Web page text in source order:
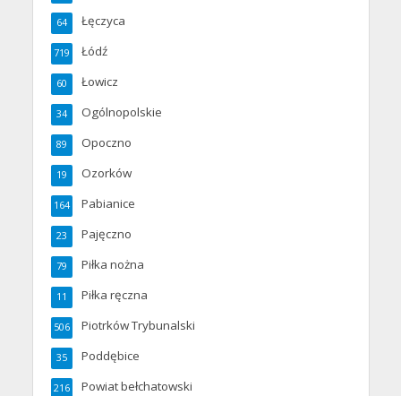
Łęczyca
64
Łódź
719
Łowicz
60
Ogólnopolskie
34
Opoczno
89
Ozorków
19
Pabianice
164
Pajęczno
23
Piłka nożna
79
Piłka ręczna
11
Piotrków Trybunalski
506
Poddębice
35
Powiat bełchatowski
216